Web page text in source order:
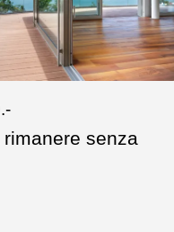
senza